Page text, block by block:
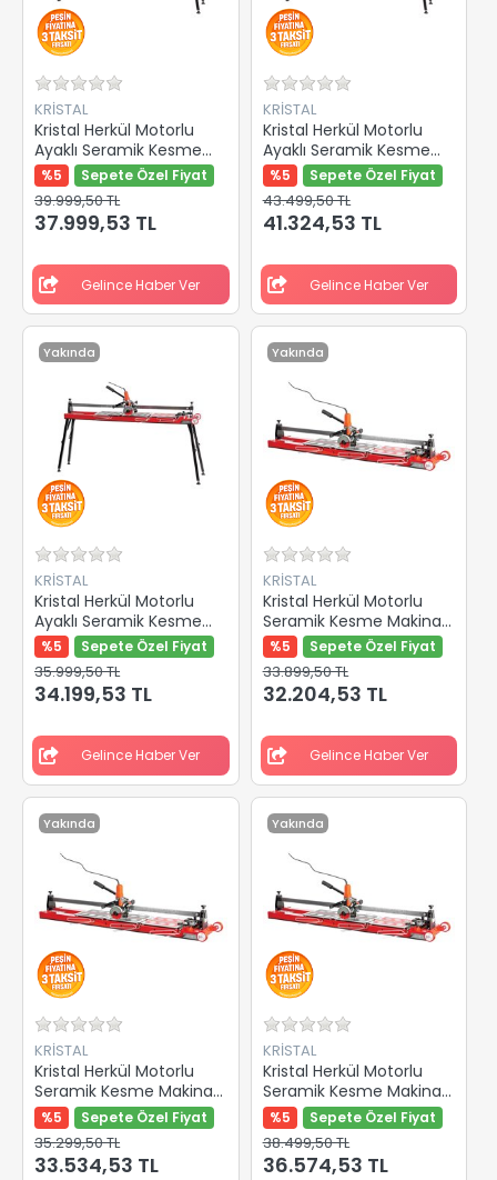
KRİSTAL
Kristal Herkül Motorlu
Ayaklı Seramik Kesme
Makinası 1350mm 35518
%5 Sepete Özel Fiyat
39.999,50 TL
37.999,53 TL
Gelince Haber Ver
KRİSTAL
Kristal Herkül Motorlu
Ayaklı Seramik Kesme
Makinası 1600mm 35519
%5 Sepete Özel Fiyat
43.499,50 TL
41.324,53 TL
Gelince Haber Ver
Yakında
KRİSTAL
Kristal Herkül Motorlu
Ayaklı Seramik Kesme
Makinası 935mm 35516
%5 Sepete Özel Fiyat
35.999,50 TL
34.199,53 TL
Gelince Haber Ver
Yakında
KRİSTAL
Kristal Herkül Motorlu
Seramik Kesme Makinası
1200mm 35513
%5 Sepete Özel Fiyat
33.899,50 TL
32.204,53 TL
Gelince Haber Ver
Yakında
KRİSTAL
Kristal Herkül Motorlu
Seramik Kesme Makinası
1350mm 35514
%5 Sepete Özel Fiyat
35.299,50 TL
33.534,53 TL
Yakında
KRİSTAL
Kristal Herkül Motorlu
Seramik Kesme Makinası
1600mm 35515
%5 Sepete Özel Fiyat
38.499,50 TL
36.574,53 TL